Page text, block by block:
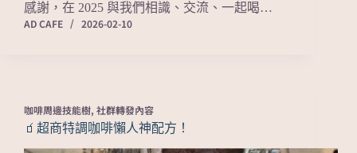
感謝，在 2025 與我們相識、交流、一起喝…
AD CAFE
2026-02-10
咖啡周邊技能樹, 社群轉發內容
🧃超商特調咖啡懶人神配方！